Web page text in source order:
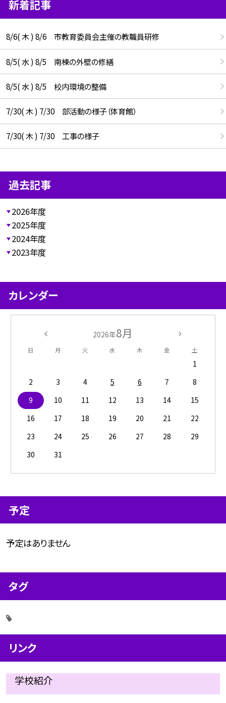
新着記事
8/6( 木 ) 8/6 市教育委員会主催の教職員研修
8/5( 水 ) 8/5 南棟の外壁の修繕
8/5( 水 ) 8/5 校内環境の整備
7/30( 木 ) 7/30 部活動の様子（体育館）
7/30( 木 ) 7/30 工事の様子
過去記事
2026年度
2025年度
2024年度
2023年度
カレンダー
2026年8月
日 月 火 水 木 金 土
1
2
3 4 5 6 7
8
9
10 11 12 13 14
15
16
17 18 19 20 21
22
23
24 25 26 27 28
29
30
31
予定
予定はありません
タグ
リンク
学校紹介